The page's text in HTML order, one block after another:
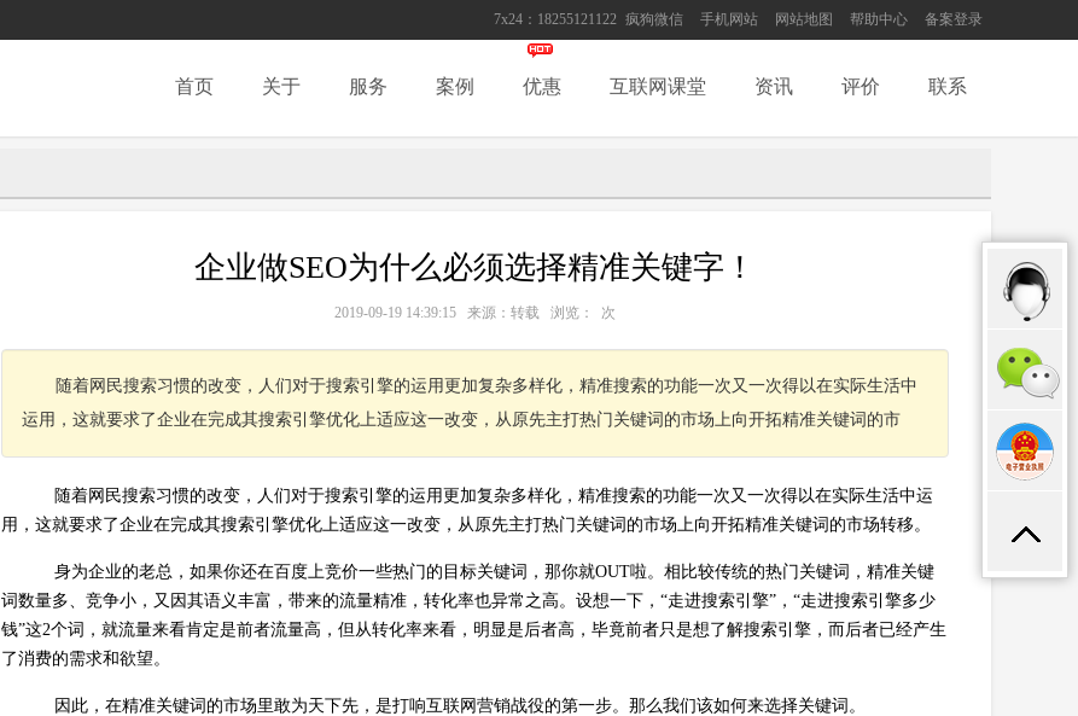
7x24：18255121122 疯狗微信 手机网站 网站地图 帮助中心 备案登录
首页 关于 服务 案例 优惠 互联网课堂 资讯 评价 联系
企业做SEO为什么必须选择精准关键字！
2019-09-19 14:39:15 来源：转载 浏览： 次
随着网民搜索习惯的改变，人们对于搜索引擎的运用更加复杂多样化，精准搜索的功能一次又一次得以在实际生活中
运用，这就要求了企业在完成其搜索引擎优化上适应这一改变，从原先主打热门关键词的市场上向开拓精准关键词的市
随着网民搜索习惯的改变，人们对于搜索引擎的运用更加复杂多样化，精准搜索的功能一次又一次得以在实际生活中运
用，这就要求了企业在完成其搜索引擎优化上适应这一改变，从原先主打热门关键词的市场上向开拓精准关键词的市场转移。
身为企业的老总，如果你还在百度上竞价一些热门的目标关键词，那你就OUT啦。相比较传统的热门关键词，精准关键
词数量多、竞争小，又因其语义丰富，带来的流量精准，转化率也异常之高。设想一下，“走进搜索引擎”，“走进搜索引擎多少
钱”这2个词，就流量来看肯定是前者流量高，但从转化率来看，明显是后者高，毕竟前者只是想了解搜索引擎，而后者已经产生
了消费的需求和欲望。
因此，在精准关键词的市场里敢为天下先，是打响互联网营销战役的第一步。那么我们该如何来选择关键词。